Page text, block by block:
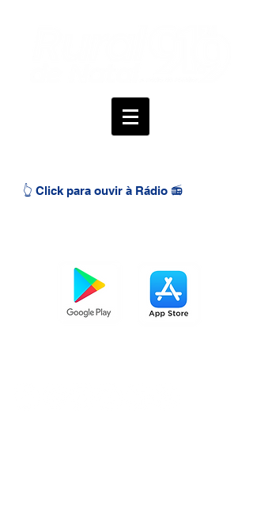
👆 Click para ouvir à Rádio 📻